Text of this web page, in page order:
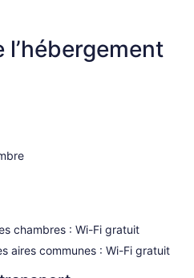
possède 233 climatisées
fort. Un téléviseur à écran plat
douche, bidet, articles de
cheveux. Cet hôtel à Rio de
chambres : Wi-Fi gratuit
aires communes : Wi-Fi gratuit